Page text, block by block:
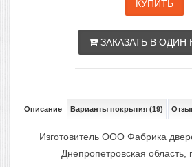
ЗАКАЗАТЬ В ОДИН
Описание Варианты покрытия (19)
Изготовитель ООО Фабрика
Днепропетровская область,